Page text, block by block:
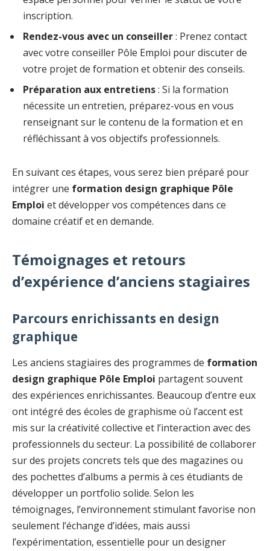
inscription.
Rendez-vous avec un conseiller: Prenez contact
avec votre conseiller Pôle Emploi pour discuter de
votre projet de formation et obtenir des conseils.
Préparation aux entretiens: Si la formation
nécessite un entretien, préparez-vous en vous
renseignant sur le contenu de la formation et en
réfléchissant à vos objectifs professionnels.
En suivant ces étapes, vous serez bien préparé pour
intégrer une formation design graphique Pôle
Emploi et développer vos compétences dans ce
domaine créatif et en demande.
Témoignages et retours
d’expérience d’anciens stagiaires
Parcours enrichissants en design
graphique
Les anciens stagiaires des programmes de formation
design graphique Pôle Emploi partagent souvent
des expériences enrichissantes. Beaucoup d’entre eux
ont intégré des écoles de graphisme où l’accent est
mis sur la créativité collective et l’interaction avec des
professionnels du secteur. La possibilité de collaborer
sur des projets concrets tels que des magazines ou
des pochettes d’albums a permis à ces étudiants de
développer un portfolio solide. Selon les
témoignages, l’environnement stimulant favorise non
seulement l’échange d’idées, mais aussi
l’expérimentation, essentielle pour un designer